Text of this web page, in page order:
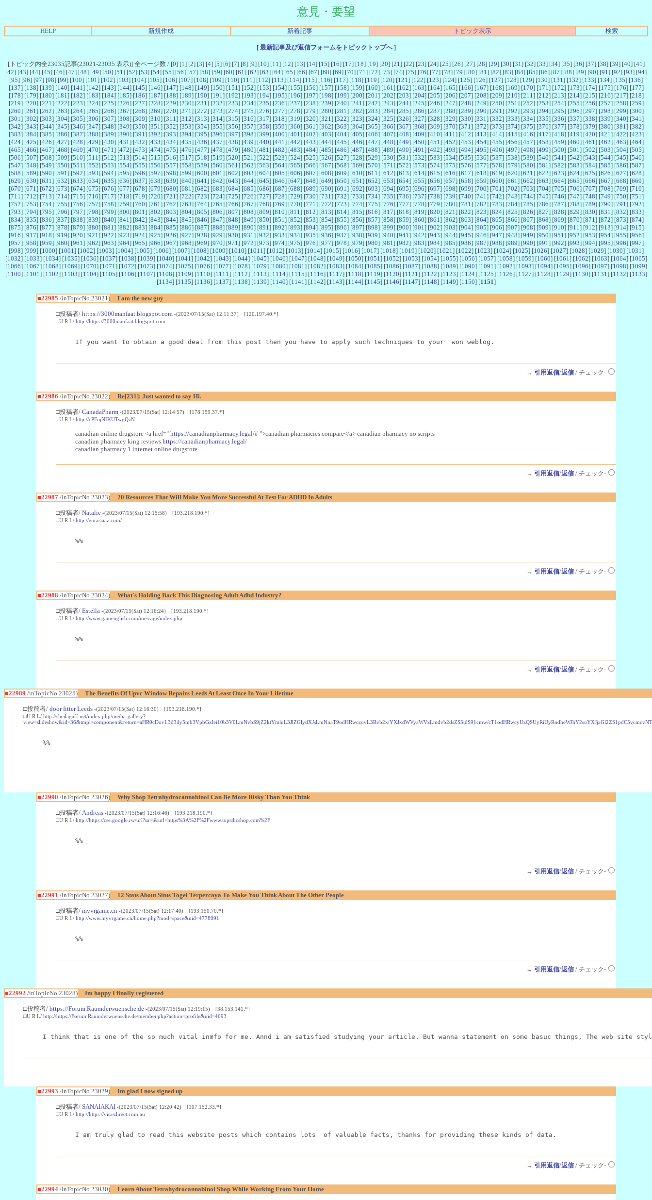
意見・要望
HELP 新規作成 新着記事 トピック表示 検索
[最新記事及び返信フォームをトピックトップへ]
[トピック内全23035記事(23021-23035 表示)] 全ページ数 / [0] [1 ] [2] [3] [4] [5] [6] [7] [8] [9] [10] [11 ] [12] [13] [14] [15] [16] [17] [18] [19] [20] [21 ] [22] [23] [24] [25] [26] [27] [28] [29] [30] [31 ] [32] [33] [34] [35] [36] [37] [38] [39] [40] [41 ]
[42] [43] [44] [45] [46] [47] [48] [49] [50] [51 ] [52] [53] [54] [55] [56] [57] [58] [59] [60] [61 ] [62] [63] [64] [65] [66] [67] [68] [69] [70] [71 ] [72] [73] [74] [75] [76] [77] [78] [79] [80] [81 ] [82] [83] [84] [85] [86] [87] [88] [89] [90] [91 ] [92] [93] [94]
[95] [96] [97] [98] [99] [100] [101 ] [102] [103] [104] [105] [106] [107] [108] [109] [110] [111 ] [112] [113] [114] [115] [116] [117] [118] [119] [120] [121 ] [122] [123] [124] [125] [126] [127] [128] [129] [130] [131 ] [132] [133] [134] [135] [136]
[137] [138] [139] [140] [141 ] [142] [143] [144] [145] [146] [147] [148] [149] [150] [151 ] [152] [153] [154] [155] [156] [157] [158] [159] [160] [161 ] [162] [163] [164] [165] [166] [167] [168] [169] [170] [171 ] [172] [173] [174] [175] [176] [177]
[178] [179] [180] [181 ] [182] [183] [184] [185] [186] [187] [188] [189] [190] [191 ] [192] [193] [194] [195] [196] [197] [198] [199] [200] [201 ] [202] [203] [204] [205] [206] [207] [208] [209] [210] [211 ] [212] [213] [214] [215] [216] [217] [218]
[219] [220] [221 ] [222] [223] [224] [225] [226] [227] [228] [229] [230] [231 ] [232] [233] [234] [235] [236] [237] [238] [239] [240] [241 ] [242] [243] [244] [245] [246] [247] [248] [249] [250] [251 ] [252] [253] [254] [255] [256] [257] [258] [259]
[260] [261 ] [262] [263] [264] [265] [266] [267] [268] [269] [270] [271 ] [272] [273] [274] [275] [276] [277] [278] [279] [280] [281 ] [282] [283] [284] [285] [286] [287] [288] [289] [290] [291 ] [292] [293] [294] [295] [296] [297] [298] [299] [300]
[301 ] [302] [303] [304] [305] [306] [307] [308] [309] [310] [311 ] [312] [313] [314] [315] [316] [317] [318] [319] [320] [321 ] [322] [323] [324] [325] [326] [327] [328] [329] [330] [331 ] [332] [333] [334] [335] [336] [337] [338] [339] [340] [341 ]
[342] [343] [344] [345] [346] [347] [348] [349] [350] [351 ] [352] [353] [354] [355] [356] [357] [358] [359] [360] [361 ] [362] [363] [364] [365] [366] [367] [368] [369] [370] [371 ] [372] [373] [374] [375] [376] [377] [378] [379] [380] [381 ] [382]
[383] [384] [385] [386] [387] [388] [389] [390] [391 ] [392] [393] [394] [395] [396] [397] [398] [399] [400] [401 ] [402] [403] [404] [405] [406] [407] [408] [409] [410] [411 ] [412] [413] [414] [415] [416] [417] [418] [419] [420] [421 ] [422] [423]
[424] [425] [426] [427] [428] [429] [430] [431 ] [432] [433] [434] [435] [436] [437] [438] [439] [440] [441 ] [442] [443] [444] [445] [446] [447] [448] [449] [450] [451 ] [452] [453] [454] [455] [456] [457] [458] [459] [460] [461 ] [462] [463] [464]
[465] [466] [467] [468] [469] [470] [471 ] [472] [473] [474] [475] [476] [477] [478] [479] [480] [481 ] [482] [483] [484] [485] [486] [487] [488] [489] [490] [491 ] [492] [493] [494] [495] [496] [497] [498] [499] [500] [501 ] [502] [503] [504] [505]
[506] [507] [508] [509] [510] [511 ] [512] [513] [514] [515] [516] [517] [518] [519] [520] [521 ] [522] [523] [524] [525] [526] [527] [528] [529] [530] [531 ] [532] [533] [534] [535] [536] [537] [538] [539] [540] [541 ] [542] [543] [544] [545] [546]
[547] [548] [549] [550] [551 ] [552] [553] [554] [555] [556] [557] [558] [559] [560] [561 ] [562] [563] [564] [565] [566] [567] [568] [569] [570] [571 ] [572] [573] [574] [575] [576] [577] [578] [579] [580] [581 ] [582] [583] [584] [585] [586] [587]
[588] [589] [590] [591 ] [592] [593] [594] [595] [596] [597] [598] [599] [600] [601 ] [602] [603] [604] [605] [606] [607] [608] [609] [610] [611 ] [612] [613] [614] [615] [616] [617] [618] [619] [620] [621 ] [622] [623] [624] [625] [626] [627] [628]
[629] [630] [631 ] [632] [633] [634] [635] [636] [637] [638] [639] [640] [641 ] [642] [643] [644] [645] [646] [647] [648] [649] [650] [651 ] [652] [653] [654] [655] [656] [657] [658] [659] [660] [661 ] [662] [663] [664] [665] [666] [667] [668] [669]
[670] [671 ] [672] [673] [674] [675] [676] [677] [678] [679] [680] [681 ] [682] [683] [684] [685] [686] [687] [688] [689] [690] [691 ] [692] [693] [694] [695] [696] [697] [698] [699] [700] [701 ] [702] [703] [704] [705] [706] [707] [708] [709] [710]
[711 ] [712] [713] [714] [715] [716] [717] [718] [719] [720] [721 ] [722] [723] [724] [725] [726] [727] [728] [729] [730] [731 ] [732] [733] [734] [735] [736] [737] [738] [739] [740] [741 ] [742] [743] [744] [745] [746] [747] [748] [749] [750] [751 ]
[752] [753] [754] [755] [756] [757] [758] [759] [760] [761 ] [762] [763] [764] [765] [766] [767] [768] [769] [770] [771 ] [772] [773] [774] [775] [776] [777] [778] [779] [780] [781 ] [782] [783] [784] [785] [786] [787] [788] [789] [790] [791 ] [792]
[793] [794] [795] [796] [797] [798] [799] [800] [801 ] [802] [803] [804] [805] [806] [807] [808] [809] [810] [811 ] [812] [813] [814] [815] [816] [817] [818] [819] [820] [821 ] [822] [823] [824] [825] [826] [827] [828] [829] [830] [831 ] [832] [833]
[834] [835] [836] [837] [838] [839] [840] [841 ] [842] [843] [844] [845] [846] [847] [848] [849] [850] [851 ] [852] [853] [854] [855] [856] [857] [858] [859] [860] [861 ] [862] [863] [864] [865] [866] [867] [868] [869] [870] [871 ] [872] [873] [874]
[875] [876] [877] [878] [879] [880] [881 ] [882] [883] [884] [885] [886] [887] [888] [889] [890] [891 ] [892] [893] [894] [895] [896] [897] [898] [899] [900] [901 ] [902] [903] [904] [905] [906] [907] [908] [909] [910] [911 ] [912] [913] [914] [915]
[916] [917] [918] [919] [920] [921 ] [922] [923] [924] [925] [926] [927] [928] [929] [930] [931 ] [932] [933] [934] [935] [936] [937] [938] [939] [940] [941 ] [942] [943] [944] [945] [946] [947] [948] [949] [950] [951 ] [952] [953] [954] [955] [956]
[957] [958] [959] [960] [961 ] [962] [963] [964] [965] [966] [967] [968] [969] [970] [971 ] [972] [973] [974] [975] [976] [977] [978] [979] [980] [981 ] [982] [983] [984] [985] [986] [987] [988] [989] [990] [991 ] [992] [993] [994] [995] [996] [997]
[998] [999] [1000] [1001 ] [1002] [1003] [1004] [1005] [1006] [1007] [1008] [1009] [1010] [1011 ] [1012] [1013] [1014] [1015] [1016] [1017] [1018] [1019] [1020] [1021 ] [1022] [1023] [1024] [1025] [1026] [1027] [1028] [1029] [1030] [1031 ]
[1032] [1033] [1034] [1035] [1036] [1037] [1038] [1039] [1040] [1041 ] [1042] [1043] [1044] [1045] [1046] [1047] [1048] [1049] [1050] [1051 ] [1052] [1053] [1054] [1055] [1056] [1057] [1058] [1059] [1060] [1061 ] [1062] [1063] [1064] [1065]
[1066] [1067] [1068] [1069] [1070] [1071 ] [1072] [1073] [1074] [1075] [1076] [1077] [1078] [1079] [1080] [1081 ] [1082] [1083] [1084] [1085] [1086] [1087] [1088] [1089] [1090] [1091 ] [1092] [1093] [1094] [1095] [1096] [1097] [1098] [1099]
[1100] [1101 ] [1102] [1103] [1104] [1105] [1106] [1107] [1108] [1109] [1110] [1111 ] [1112] [1113] [1114] [1115] [1116] [1117] [1118] [1119] [1120] [1121 ] [1122] [1123] [1124] [1125] [1126] [1127] [1128] [1129] [1130] [1131 ] [1132] [1133]
[1134] [1135] [1136] [1137] [1138] [1139] [1140] [1141 ] [1142] [1143] [1144] [1145] [1146] [1147] [1148] [1149] [1150] [1151]
■22985 /inTopicNo.23021) I am the new guy
□投稿者/ https://3000manfaat.blogspot.com -(2023/07/15(Sat) 12:11:37) [120.197.40.*]
□U R L/ http://https://3000manfaat.blogspot.com
If you want to obtain a good deal from this post then you have to apply such techniques to your  won weblog.
→ 引用返信/返信/ チェック-
■22986 /inTopicNo.23022) Re[231]: Just wanted to say Hi.
□投稿者/ CanadaPharm -(2023/07/15(Sat) 12:14:57) [178.159.37.*]
□U R L/ http://cPFnjNIKUTwgQzN
canadian online drugstore <a href=" https://canadianpharmacy.legal/#">canadian pharmacies compare</a> canadian pharmacy no scripts
canadian pharmacy king reviews https://canadianpharmacy.legal/
canadian pharmacy 1 internet online drugstore
→ 引用返信/返信/ チェック-
■22987/inTopicNo.23023) 20 Resources That Will Make You More Successful At Test For ADHD In Adults
□投稿者/ Natalie -(2023/07/15(Sat) 12:15:58) [193.218.190.*]
□U R L/ http://eurasiaaz.com/
%%
→ 引用返信/返信/ チェック-
■22988 /inTopicNo.23024) What's Holding Back This Diagnosing Adult Adhd Industry?
□投稿者/ Estella -(2023/07/15(Sat) 12:16:24) [193.218.190.*]
□U R L/ http://www.gamenglish.com/message/index.php
%%
→ 引用返信/返信/ チェック-
■22989 /inTopicNo.23025) The Benefits Of Upvc Window Repairs Leeds At Least Once In Your Lifetime
□投稿者/ door fitter Leeds -(2023/07/15(Sat) 12:16:30) [193.218.190.*]
□U R L/ http://sheilagaff.net/index.php/media-gallery?
view=slideshow&id=36&tmpl=component&return=aHR0cDovL3d3dy5mb3VpbGxlei10b3V0LmNvbS9jZ2ktYmluL3JlZGlydXJsLmNnaT9odHRwczovL3Rvb2xiYXJxdWVyaWVzLmdvb2dsZS5tdS91cmw/
%%
■22990 /inTopicNo.23026) Why Shop Tetrahydrocannabinol Can Be More Risky Than You Think
□投稿者/ Andreas -(2023/07/15(Sat) 12:16:46) [193.218.190.*]
□U R L/ http://https://cse.google.rw/url?sa=t&url=https%3A%2F%2Fwww.topsthcshop.com%2F
%%
→ 引用返信/返信/ チェック-
■22991 /inTopicNo.23027) 12 Stats About Situs Togel Terpercaya To Make You Think About The Other People
□投稿者/ myvrgame.cn -(2023/07/15(Sat) 12:17:40) [193.150.70.*]
□U R L/ http://www.myvrgame.cn/home.php?mod=space&uid=4778091
%%
→ 引用返信/返信/ チェック-
■22992 /inTopicNo.23028) Im happy I finally registered
□投稿者/ https://Forum.Raumderwuensche.de -(2023/07/15(Sat) 12:19:15) [38.153.141.*]
□U R L/ http://https://Forum.Raumderwuensche.de/member.php?action=profile&uid=4693
I think that is one of the so much vital inmfo for me. Annd i am satisfied studying your article. But wanna statement on some basuc things, The web
■22993 /inTopicNo.23029) Im glad I now signed up
□投稿者/ SANAIAKAI -(2023/07/15(Sat) 12:20:42) [107.152.33.*]
□U R L/ http://https://visasdirect.com.au
I am truly glad to read this website posts which contains lots  of valuable facts, thanks for providing these kinds of data.
→ 引用返信/返信/ チェック-
■22994/inTopicNo.23030) Learn About Tetrahydrocannabinol Shop While Working From Your Home